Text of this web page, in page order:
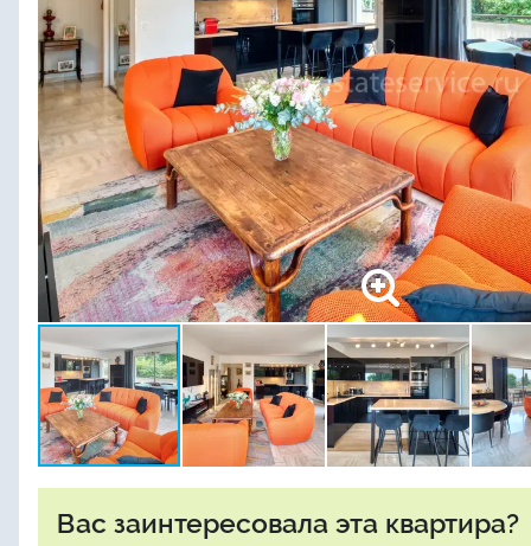
Вас заинтересовала эта квартира?